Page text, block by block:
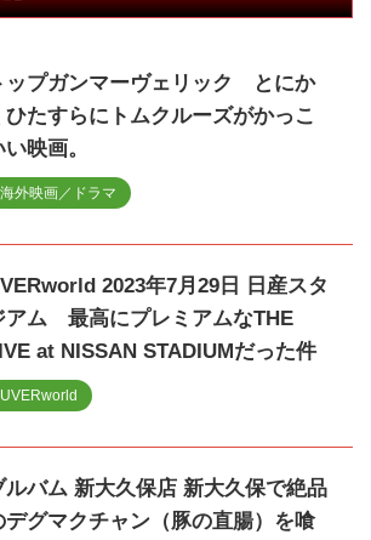
ップガンマーヴェリック とにか
ひたすらにトムクルーズがかっこ
い映画。
海外映画／ドラマ
2023年7月29日 日産スタ
アム 最高にプレミアムなTHE
at NISSAN STADIUMだった件
UVERworld
ルバム 新大久保店 新大久保で絶品
デグマクチャン（豚の直腸）を喰